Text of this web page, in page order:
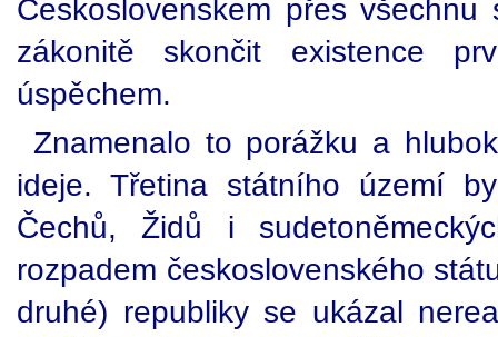
Československem přes
zákonitě skončit existence
úspěchem.
Znamenalo to porážku a
ideje. Třetina státního území
Čechů, Židů i
rozpadem československého
druhé) republiky se ukázal